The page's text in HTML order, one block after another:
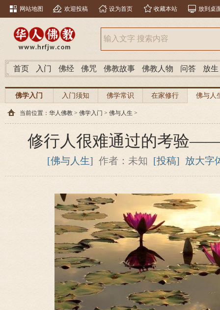
网站地图 欢迎投稿 设为首页 收藏本站 放到桌
首页 入门 佛经 佛咒 佛教故事 佛教人物 问答 放生
佛学入门 入门须知 佛学常识 在家修行 佛与人
当前位置： 华人佛教 > 佛学入门 > 佛与人生 >
修行人很难通过的考验
[佛与人生] 作者：未知 [投稿] 放大字